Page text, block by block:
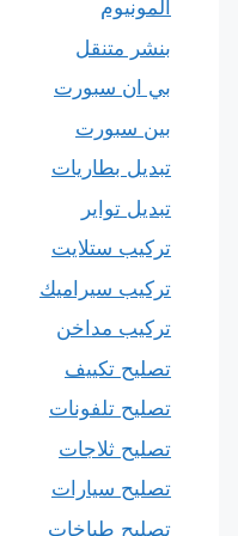
المونيوم
بنشر متنقل
بي ان سبورت
بين سبورت
تبديل بطاريات
تبديل تواير
تركيب ستلايت
تركيب سيراميك
تركيب مداخن
تصليح تكييف
تصليح تلفونات
تصليح ثلاجات
تصليح سيارات
تصليح طباخات